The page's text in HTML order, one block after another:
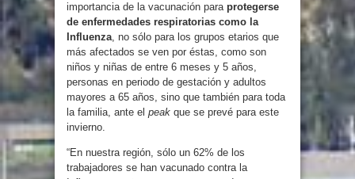
importancia de la vacunación para protegerse
de enfermedades respiratorias como la
Influenza, no sólo para los grupos etarios que
más afectados se ven por éstas, como son
niños y niñas de entre 6 meses y 5 años,
personas en periodo de gestación y adultos
mayores a 65 años, sino que también para toda
la familia, ante el peak que se prevé para este
invierno.
“En nuestra región, sólo un 62% de los
trabajadores se han vacunado contra la